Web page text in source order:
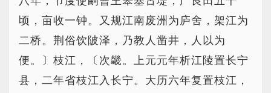
顷，亩收一钟。又规江南废洲为庐舍，架江为
二桥。荆俗饮陂泽，乃教人凿井，人以为
便。〕枝江，〔次畿。上元元年析江陵置长宁
县，二年省枝江入长宁。大历六年复置枝江，